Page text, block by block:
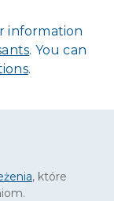
information
. You can
.
, które